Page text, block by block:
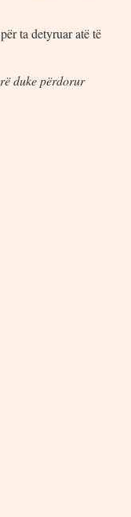
ta detyruar atë të
duke përdorur